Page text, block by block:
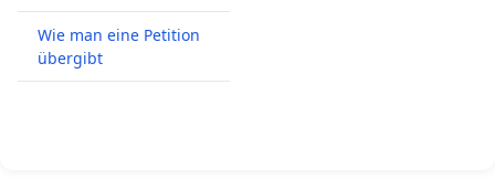
Wie man eine Petition
übergibt